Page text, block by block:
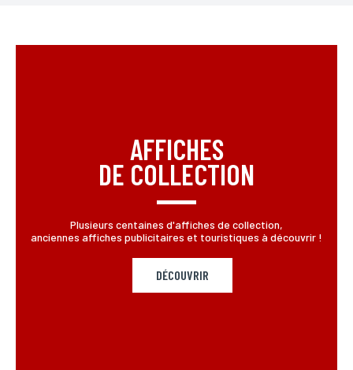
AFFICHES
DE COLLECTION
Plusieurs centaines d'affiches de collection,
anciennes affiches publicitaires et touristiques à découvrir !
DÉCOUVRIR